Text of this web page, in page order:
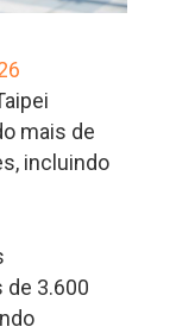
mais de
incluindo
de 3.600